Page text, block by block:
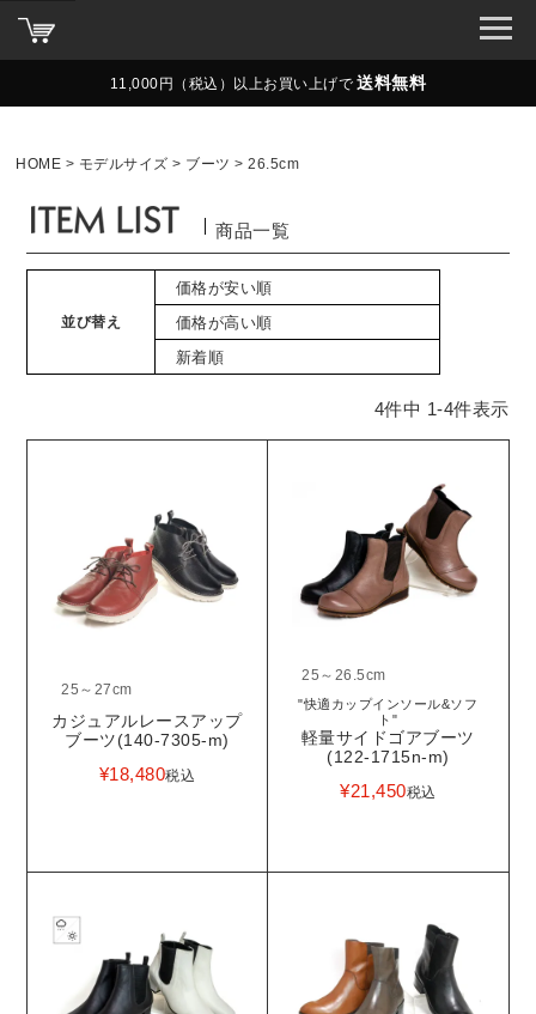
11,000円（税込）以上お買い上げで 送料無料
HOME モデルサイズ ブーツ 26.5cm
商品一覧
並び替え
価格が安い順
価格が高い順
新着順
4件中 1-4件表示
25～27cm
カジュアルレースアップ
ブーツ(140-7305-m)
¥18,480税込
25～26.5cm
"快適カップインソール&ソフ
ト"
軽量サイドゴアブーツ
(122-1715n-m)
¥21,450税込